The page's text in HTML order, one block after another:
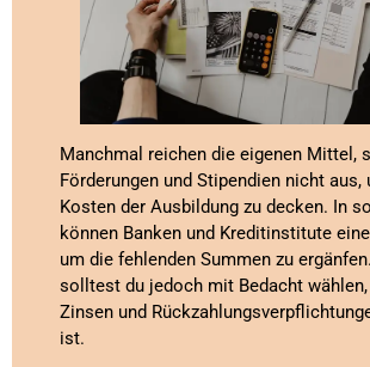
Manchmal reichen die eigenen Mittel,
Förderungen und Stipendien nicht aus,
Kosten der Ausbildung zu decken. In
können Banken und Kreditinstitute
um die fehlenden Summen zu
solltest du jedoch mit Bedacht
Zinsen und
ist.